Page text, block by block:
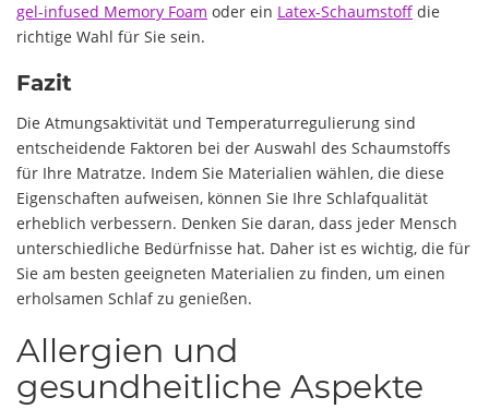
gel-infused Memory Foam oder ein Latex-Schaumstoff die
richtige Wahl für Sie sein.
Fazit
Die Atmungsaktivität und Temperaturregulierung sind
entscheidende Faktoren bei der Auswahl des Schaumstoffs
für Ihre Matratze. Indem Sie Materialien wählen, die diese
Eigenschaften aufweisen, können Sie Ihre Schlafqualität
erheblich verbessern. Denken Sie daran, dass jeder Mensch
unterschiedliche Bedürfnisse hat. Daher ist es wichtig, die für
Sie am besten geeigneten Materialien zu finden, um einen
erholsamen Schlaf zu genießen.
Allergien und
gesundheitliche Aspekte